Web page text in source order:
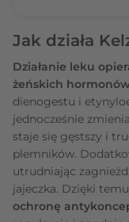
Jak działa
Działanie leku
żeńskich
dienogestu i
jednocześnie
staje się gęstszy i
plemników.
utrudniając
jajeczka. Dzięki temu
ochronę